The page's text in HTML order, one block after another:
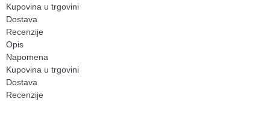
Kupovina u trgovini
Dostava
Recenzije
Opis
Napomena
Kupovina u trgovini
Dostava
Recenzije